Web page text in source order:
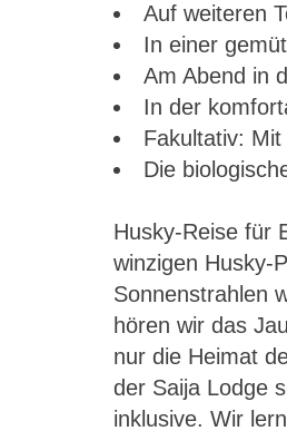
Auf weiteren
In einer
Am Abend in
In der
Fakultativ:
Die
Husky-Reise für
winzigen Husky-
Sonnenstrahlen
hören wir das
nur die Heimat
der Saija Lodge
inklusive. Wir